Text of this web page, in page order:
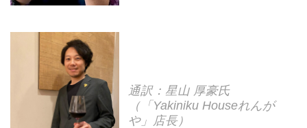
通訳：星山 厚豪氏
（「Yakiniku Houseれんが
や」店長）